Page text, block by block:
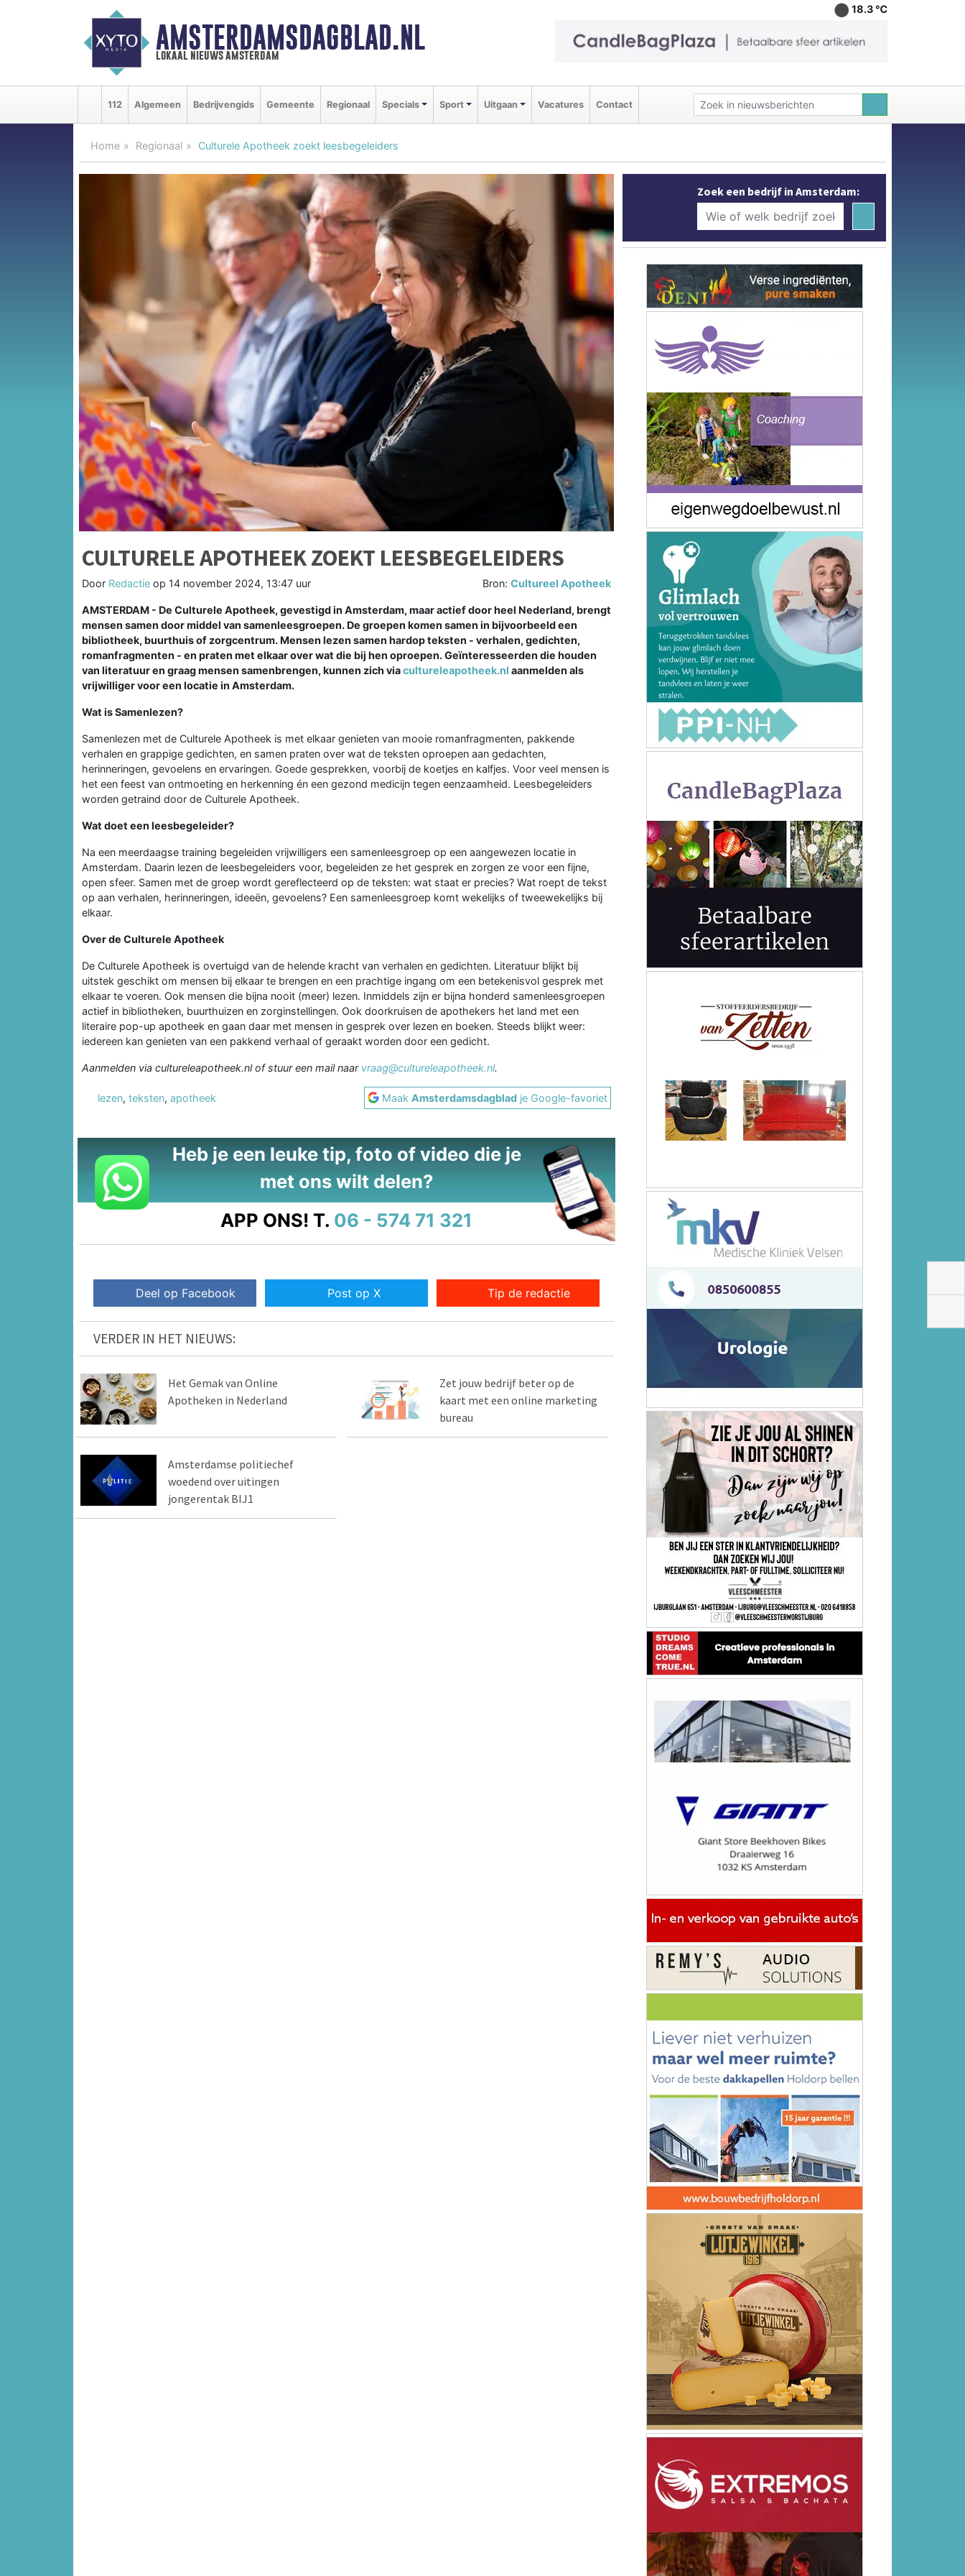
AMSTERDAMSDAGBLAD.NL
lokaal nieuws amsterdam
18.3 ℃
112 Algemeen Bedrijvengids Gemeente Regionaal Specials Sport Uitgaan Vacatures Contact
Home Regionaal Culturele Apotheek zoekt leesbegeleiders
CULTURELE APOTHEEK ZOEKT LEESBEGELEIDERS
Door Redactie op 14 november 2024, 13:47 uur Bron:Cultureel Apotheek
AMSTERDAM - De Culturele Apotheek, gevestigd in Amsterdam, maar actief door heel Nederland, brengt
mensen samen door middel van samenleesgroepen. De groepen komen samen in bijvoorbeeld een
bibliotheek, buurthuis of zorgcentrum. Mensen lezen samen hardop teksten - verhalen, gedichten,
romanfragmenten - en praten met elkaar over wat die bij hen oproepen. Geïnteresseerden die houden
van literatuur en graag mensen samenbrengen, kunnen zich viacultureleapotheek.nl aanmelden als
vrijwilliger voor een locatie in Amsterdam.
Wat is Samenlezen?
Samenlezen met de Culturele Apotheek is met elkaar genieten van mooie romanfragmenten, pakkende
verhalen en grappige gedichten, en samen praten over wat de teksten oproepen aan gedachten,
herinneringen, gevoelens en ervaringen. Goede gesprekken, voorbij de koetjes en kalfjes. Voor veel mensen is
het een feest van ontmoeting en herkenning én een gezond medicijn tegen eenzaamheid. Leesbegeleiders
worden getraind door de Culturele Apotheek.
Wat doet een leesbegeleider?
Na een meerdaagse training begeleiden vrijwilligers een samenleesgroep op een aangewezen locatie in
Amsterdam. Daarin lezen de leesbegeleiders voor, begeleiden ze het gesprek en zorgen ze voor een fijne,
open sfeer. Samen met de groep wordt gereflecteerd op de teksten: wat staat er precies? Wat roept de tekst
op aan verhalen, herinneringen, ideeën, gevoelens? Een samenleesgroep komt wekelijks of tweewekelijks bij
elkaar.
Over de Culturele Apotheek
De Culturele Apotheek is overtuigd van de helende kracht van verhalen en gedichten. Literatuur blijkt bij
uitstek geschikt om mensen bij elkaar te brengen en een prachtige ingang om een betekenisvol gesprek met
elkaar te voeren. Ook mensen die bijna nooit (meer) lezen. Inmiddels zijn er bijna honderd samenleesgroepen
actief in bibliotheken, buurthuizen en zorginstellingen. Ook doorkruisen de apothekers het land met een
literaire pop-up apotheek en gaan daar met mensen in gesprek over lezen en boeken. Steeds blijkt weer:
iedereen kan genieten van een pakkend verhaal of geraakt worden door een gedicht.
Aanmelden via cultureleapotheek.nl of stuur een mail naar vraag@cultureleapotheek.nl.
lezen, teksten, apotheek MaakAmsterdamsdagblad je Google-favoriet
Heb je een leuke tip, foto of video die je
met ons wilt delen?
APP ONS! T. 06 - 574 71 321
Deel op Facebook Post op X Tip de redactie
VERDER IN HET NIEUWS:
Het Gemak van Online
Apotheken in Nederland
Zet jouw bedrijf beter op de
kaart met een online marketing
bureau
Amsterdamse politiechef
woedend over uitingen
jongerentak BIJ1
Zoek een bedrijf in Amsterdam: